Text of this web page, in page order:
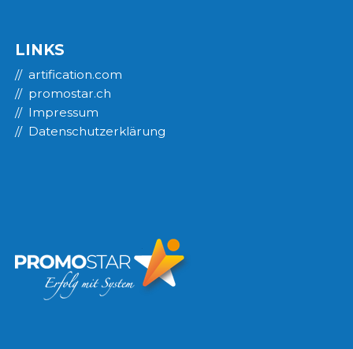
LINKS
artification.com
promostar.ch
Impressum
Datenschutzerklärung